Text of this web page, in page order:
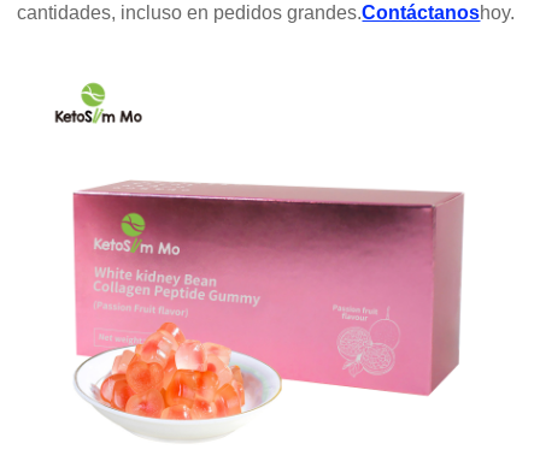
cantidades, incluso en pedidos grandes.Contáctanoshoy.